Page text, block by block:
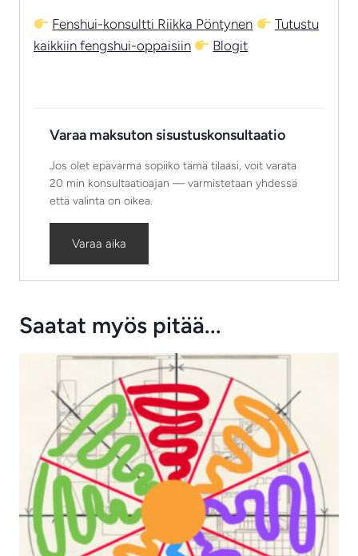
Fenshui-konsultti Riikka Pöntynen
Tutustu
kaikkiin fengshui-oppaisiin
Blogit
Varaa maksuton sisustuskonsultaatio
Jos olet epävarma sopiiko tämä tilaasi, voit varata
20 min konsultaatioajan — varmistetaan yhdessä
että valinta on oikea.
Varaa aika
Saatat myös pitää...